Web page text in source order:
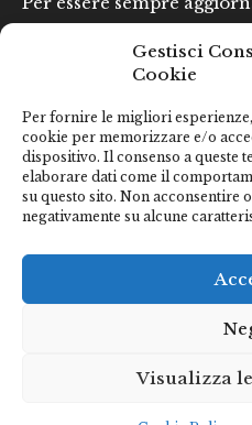
Gestisci
Cookie
Per fornire le migliori
cookie per memorizzare e/o
dispositivo. Il consenso a queste
elaborare dati come il
su questo sito. Non
negativamente su alcune
Visualizza
Email*